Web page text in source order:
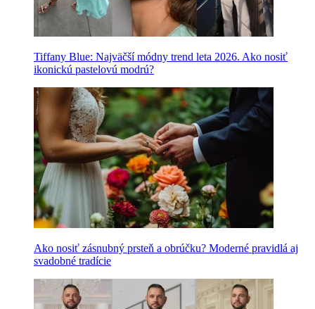
Tiffany Blue: Najväčší módny trend leta 2026. Ako nosiť
ikonickú pastelovú modrú?
Ako nosiť zásnubný prsteň a obrúčku? Moderné pravidlá aj
svadobné tradície